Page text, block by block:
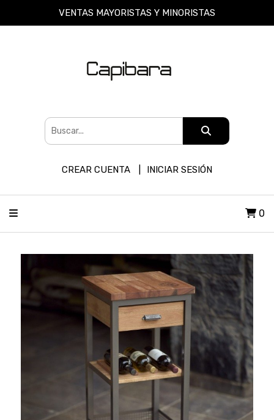
VENTAS MAYORISTAS Y MINORISTAS
CREAR CUENTA INICIAR SESIÓN
0